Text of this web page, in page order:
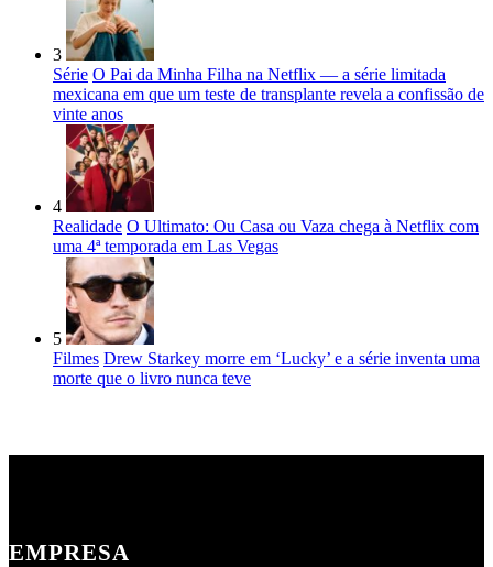
3
Série O Pai da Minha Filha na Netflix — a série limitada
mexicana em que um teste de transplante revela a confissão de
vinte anos
4
Realidade O Ultimato: Ou Casa ou Vaza chega à Netflix com
uma 4ª temporada em Las Vegas
5
Filmes Drew Starkey morre em ‘Lucky’ e a série inventa uma
morte que o livro nunca teve
EMPRESA